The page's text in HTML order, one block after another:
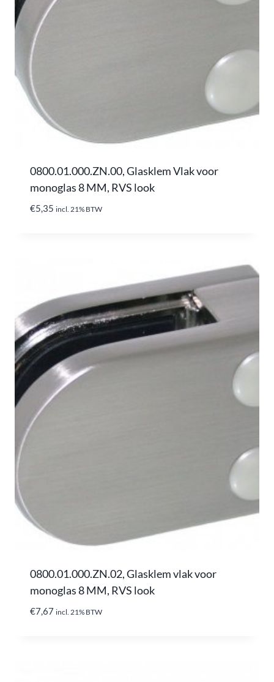
0800.01.000.ZN.00, Glasklem Vlak voor
monoglas 8 MM, RVS look
€5,35 incl. 21% BTW
0800.01.000.ZN.02, Glasklem vlak voor
monoglas 8 MM, RVS look
€7,67 incl. 21% BTW